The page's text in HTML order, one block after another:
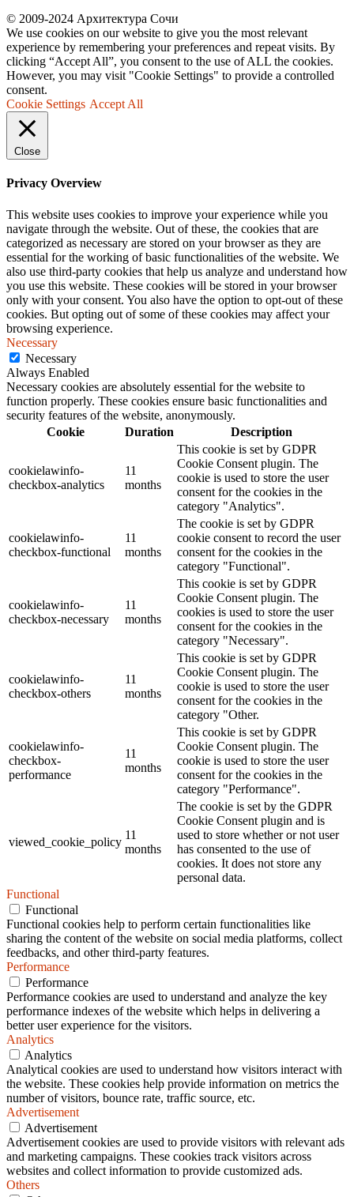
© 2009-2024 Архитектура Сочи
We use cookies on our website to give you the most relevant
experience by remembering your preferences and repeat visits. By
clicking “Accept All”, you consent to the use of ALL the cookies.
However, you may visit "Cookie Settings" to provide a controlled
consent.
Cookie Settings Accept All
Close
Privacy Overview
This website uses cookies to improve your experience while you
navigate through the website. Out of these, the cookies that are
categorized as necessary are stored on your browser as they are
essential for the working of basic functionalities of the website. We
also use third-party cookies that help us analyze and understand how
you use this website. These cookies will be stored in your browser
only with your consent. You also have the option to opt-out of these
cookies. But opting out of some of these cookies may affect your
browsing experience.
Necessary
Necessary
Always Enabled
Necessary cookies are absolutely essential for the website to
function properly. These cookies ensure basic functionalities and
security features of the website, anonymously.
Cookie
Duration Description
cookielawinfo-
checkbox-analytics
11
months
This cookie is set by GDPR
Cookie Consent plugin. The
cookie is used to store the user
consent for the cookies in the
category "Analytics".
cookielawinfo-
checkbox-functional
11
months
The cookie is set by GDPR
cookie consent to record the user
consent for the cookies in the
category "Functional".
cookielawinfo-
checkbox-necessary
11
months
This cookie is set by GDPR
Cookie Consent plugin. The
cookies is used to store the user
consent for the cookies in the
category "Necessary".
cookielawinfo-
checkbox-others
11
months
This cookie is set by GDPR
Cookie Consent plugin. The
cookie is used to store the user
consent for the cookies in the
category "Other.
cookielawinfo-
checkbox-
performance
11
months
This cookie is set by GDPR
Cookie Consent plugin. The
cookie is used to store the user
consent for the cookies in the
category "Performance".
viewed_cookie_policy
11
months
The cookie is set by the GDPR
Cookie Consent plugin and is
used to store whether or not user
has consented to the use of
cookies. It does not store any
personal data.
Functional
Functional
Functional cookies help to perform certain functionalities like
sharing the content of the website on social media platforms, collect
feedbacks, and other third-party features.
Performance
Performance
Performance cookies are used to understand and analyze the key
performance indexes of the website which helps in delivering a
better user experience for the visitors.
Analytics
Analytics
Analytical cookies are used to understand how visitors interact with
the website. These cookies help provide information on metrics the
number of visitors, bounce rate, traffic source, etc.
Advertisement
Advertisement
Advertisement cookies are used to provide visitors with relevant ads
and marketing campaigns. These cookies track visitors across
websites and collect information to provide customized ads.
Others